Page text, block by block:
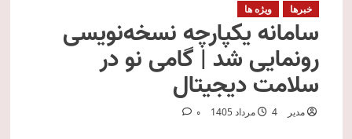
خبرها ویژه ها
سامانه یکپارچه نسخه‌نویسی
رونمایی شد | گامی نو در
سلامت دیجیتال
مدیر 4 مرداد 1405 0